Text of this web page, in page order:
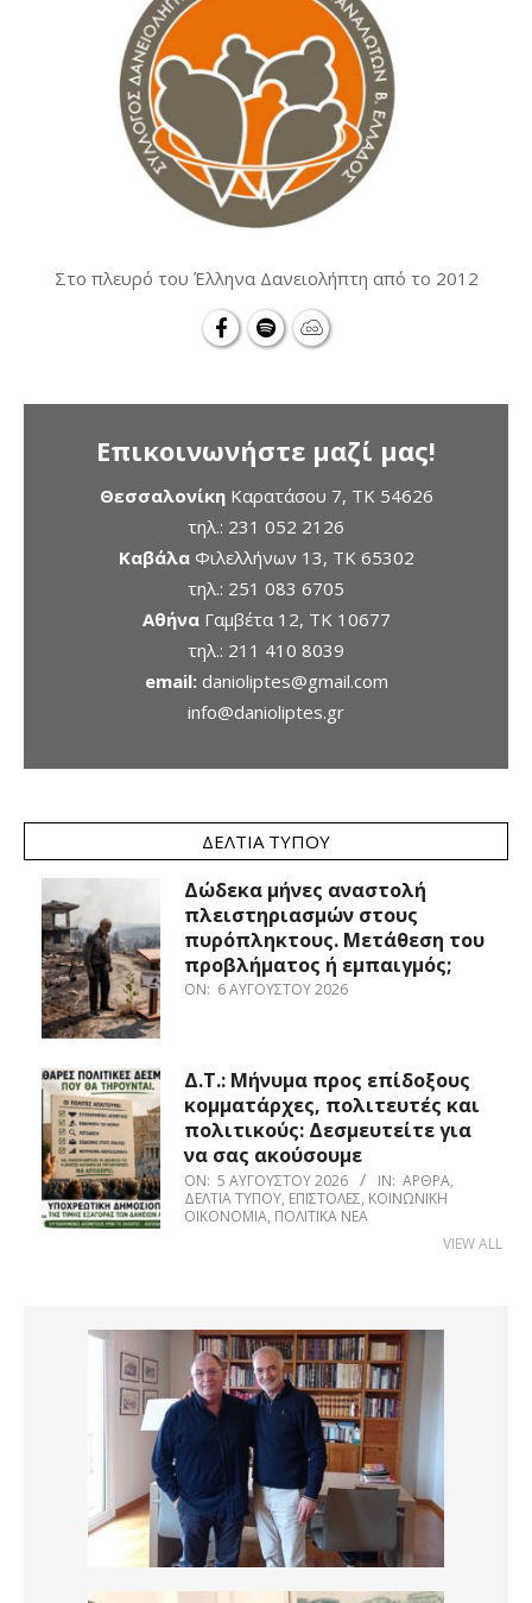
Στο πλευρό του Έλληνα Δανειολήπτη από το 2012
Επικοινωνήστε μαζί μας!
ΘεσσαλονίκηΚαρατάσου 7, TK 54626
τηλ.: 231 052 2126
ΚαβάλαΦιλελλήνων 13, ΤΚ 65302
τηλ.: 251 083 6705
ΑθήναΓαμβέτα 12, ΤΚ 10677
τηλ.: 211 410 8039
email: danioliptes@gmail.com
info@danioliptes.gr
ΔΕΛΤΊΑ ΤΎΠΟΥ
Δώδεκα μήνες αναστολή
πλειστηριασμών στους
πυρόπληκτους. Μετάθεση του
προβλήματος ή εμπαιγμός;
ON: 6 ΑΥΓΟΎΣΤΟΥ 2026
Δ.Τ.: Μήνυμα προς επίδοξους
κομματάρχες, πολιτευτές και
πολιτικούς: Δεσμευτείτε για
να σας ακούσουμε
ON: 5 ΑΥΓΟΎΣΤΟΥ 2026 IN: ΆΡΘΡΑ,
ΔΕΛΤΊΑ ΤΎΠΟΥ, ΕΠΙΣΤΟΛΈΣ, ΚΟΙΝΩΝΙΚΉ
ΟΙΚΟΝΟΜΊΑ, ΠΟΛΙΤΙΚΆ ΝΈΑ
VIEW ALL